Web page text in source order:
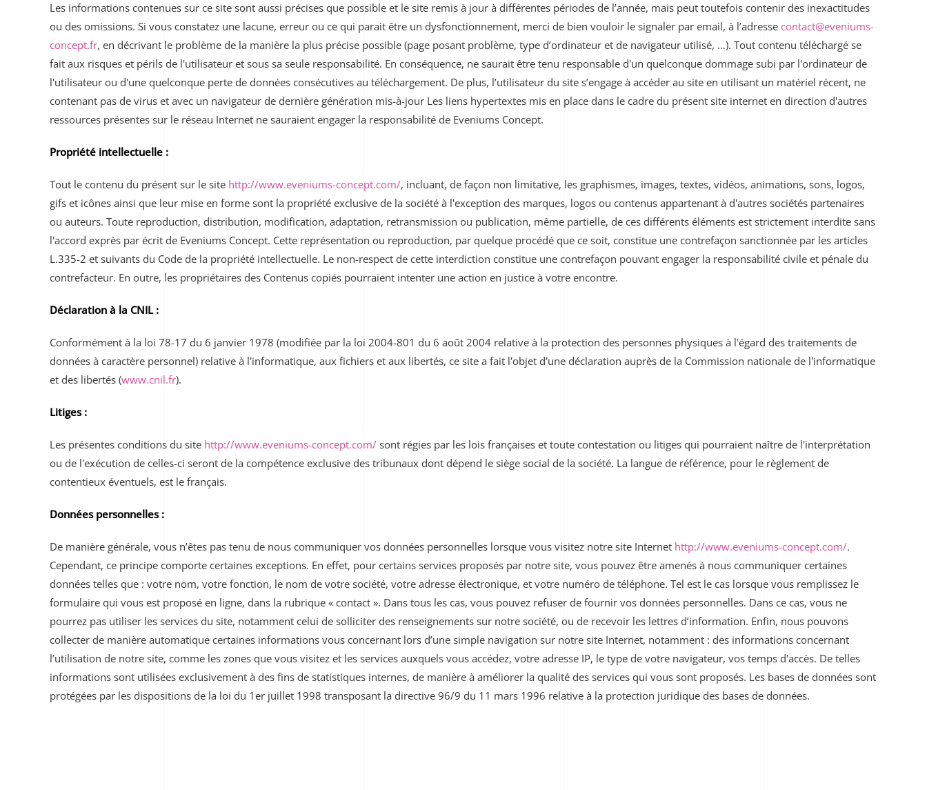
Les informations contenues sur ce site sont aussi précises que possible et le site remis à jour à différentes périodes de l’année, mais peut toutefois contenir des inexactitudes
ou des omissions. Si vous constatez une lacune, erreur ou ce qui parait être un dysfonctionnement, merci de bien vouloir le signaler par email, à l’adresse contact@eveniums-
concept.fr, en décrivant le problème de la manière la plus précise possible (page posant problème, type d’ordinateur et de navigateur utilisé, …). Tout contenu téléchargé se
fait aux risques et périls de l'utilisateur et sous sa seule responsabilité. En conséquence, ne saurait être tenu responsable d'un quelconque dommage subi par l'ordinateur de
l'utilisateur ou d'une quelconque perte de données consécutives au téléchargement. De plus, l’utilisateur du site s’engage à accéder au site en utilisant un matériel récent, ne
contenant pas de virus et avec un navigateur de dernière génération mis-à-jour Les liens hypertextes mis en place dans le cadre du présent site internet en direction d'autres
ressources présentes sur le réseau Internet ne sauraient engager la responsabilité de Eveniums Concept.
Propriété intellectuelle :
Tout le contenu du présent sur le site http://www.eveniums-concept.com/, incluant, de façon non limitative, les graphismes, images, textes, vidéos, animations, sons, logos,
gifs et icônes ainsi que leur mise en forme sont la propriété exclusive de la société à l'exception des marques, logos ou contenus appartenant à d'autres sociétés partenaires
ou auteurs. Toute reproduction, distribution, modification, adaptation, retransmission ou publication, même partielle, de ces différents éléments est strictement interdite sans
l'accord exprès par écrit de Eveniums Concept. Cette représentation ou reproduction, par quelque procédé que ce soit, constitue une contrefaçon sanctionnée par les articles
L.335-2 et suivants du Code de la propriété intellectuelle. Le non-respect de cette interdiction constitue une contrefaçon pouvant engager la responsabilité civile et pénale du
contrefacteur. En outre, les propriétaires des Contenus copiés pourraient intenter une action en justice à votre encontre.
Déclaration à la CNIL :
Conformément à la loi 78-17 du 6 janvier 1978 (modifiée par la loi 2004-801 du 6 août 2004 relative à la protection des personnes physiques à l'égard des traitements de
données à caractère personnel) relative à l'informatique, aux fichiers et aux libertés, ce site a fait l'objet d'une déclaration auprès de la Commission nationale de l'informatique
et des libertés (www.cnil.fr).
Litiges :
Les présentes conditions du site http://www.eveniums-concept.com/ sont régies par les lois françaises et toute contestation ou litiges qui pourraient naître de l'interprétation
ou de l'exécution de celles-ci seront de la compétence exclusive des tribunaux dont dépend le siège social de la société. La langue de référence, pour le règlement de
contentieux éventuels, est le français.
Données personnelles :
De manière générale, vous n’êtes pas tenu de nous communiquer vos données personnelles lorsque vous visitez notre site Internet http://www.eveniums-concept.com/.
Cependant, ce principe comporte certaines exceptions. En effet, pour certains services proposés par notre site, vous pouvez être amenés à nous communiquer certaines
données telles que : votre nom, votre fonction, le nom de votre société, votre adresse électronique, et votre numéro de téléphone. Tel est le cas lorsque vous remplissez le
formulaire qui vous est proposé en ligne, dans la rubrique « contact ». Dans tous les cas, vous pouvez refuser de fournir vos données personnelles. Dans ce cas, vous ne
pourrez pas utiliser les services du site, notamment celui de solliciter des renseignements sur notre société, ou de recevoir les lettres d’information. Enfin, nous pouvons
collecter de manière automatique certaines informations vous concernant lors d’une simple navigation sur notre site Internet, notamment : des informations concernant
l’utilisation de notre site, comme les zones que vous visitez et les services auxquels vous accédez, votre adresse IP, le type de votre navigateur, vos temps d'accès. De telles
informations sont utilisées exclusivement à des fins de statistiques internes, de manière à améliorer la qualité des services qui vous sont proposés. Les bases de données sont
protégées par les dispositions de la loi du 1er juillet 1998 transposant la directive 96/9 du 11 mars 1996 relative à la protection juridique des bases de données.